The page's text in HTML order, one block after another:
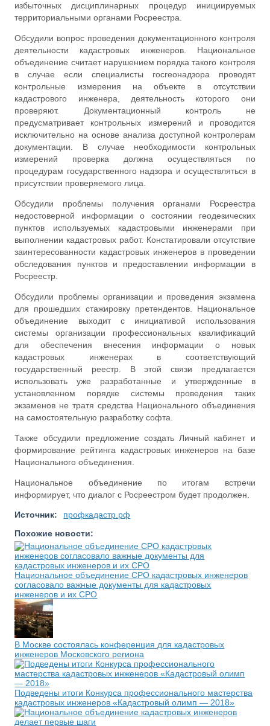
избыточных дисциплинарных процедур инициируемых
территориальными органами Росреестра.
Обсудили вопрос проведения документационного контроля
деятельности кадастровых инженеров. Национальное
объединение считает нарушением порядка такого контроля
в случае если специалисты госгеонадзора проводят
контрольные измерения на объекте в отсутствии
кадастрового инженера, деятельность которого они
проверяют. Документационный контроль не
предусматривает контрольных измерений и проводится
исключительно на основе анализа доступной контролерам
документации. В случае необходимости контрольных
измерений проверка должна осуществляться по
процедурам государственного надзора и осуществляться в
присутствии проверяемого лица.
Обсудили проблемы получения органами Росреестра
недостоверной информации о состоянии геодезических
пунктов используемых кадастровыми инженерами при
выполнении кадастровых работ. Констатировали отсутствие
заинтересованности кадастровых инженеров в проведении
обследования пунктов и предоставлении информации в
Росреестр.
Обсудили проблемы организации и проведения экзамена
для прошедших стажировку претендентов. Национальное
объединение выходит с инициативой использования
системы организации профессиональных квалификаций
для обеспечения внесения информации о новых
кадастровых инженерах в соответствующий
государственный реестр. В этой связи предлагается
использовать уже разработанные и утвержденные в
установленном порядке системы проведения таких
экзаменов не тратя средства Национального объединения
на самостоятельную разработку софта.
Также обсудили предложение создать Личный кабинет и
формирование рейтинга кадастровых инженеров на базе
Национального объединения.
Национальное объединение по итогам встречи
информирует, что диалог с Росреестром будет продолжен.
Источник:
профкадастр.рф
Похожие новости:
Национальное объединение СРО кадастровых инженеров
согласовало важные документы для кадастровых
инженеров и их СРО
В Москве состоялась конференция для кадастровых
инженеров Московского региона
Подведены итоги Конкурса профессионального мастерства
кадастровых инженеров «Кадастровый олимп — 2018»